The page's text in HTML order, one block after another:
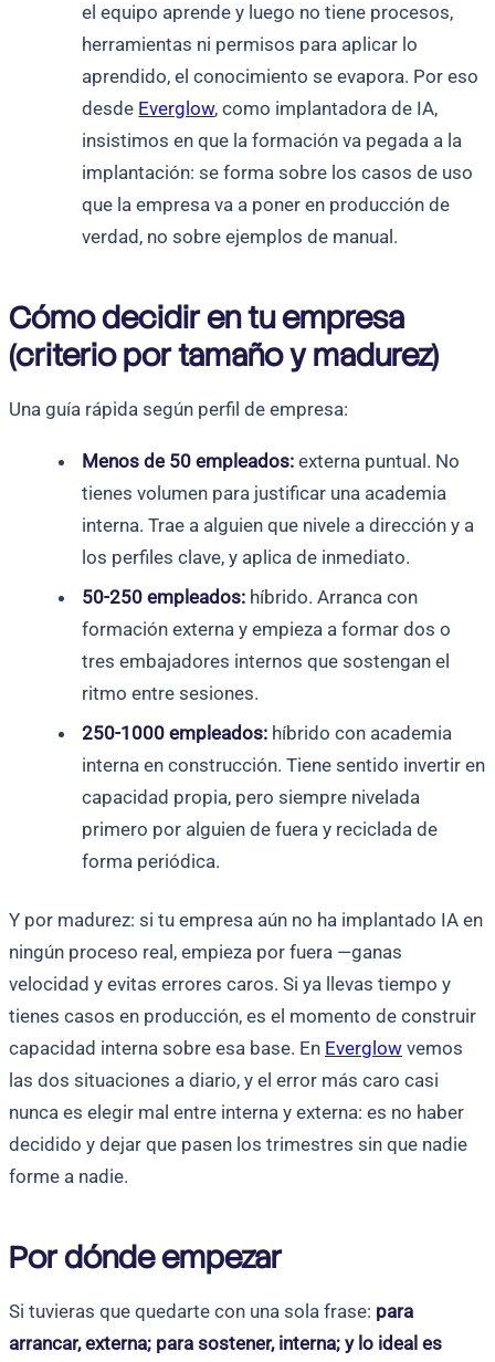
el equipo aprende y luego no tiene procesos,
herramientas ni permisos para aplicar lo
aprendido, el conocimiento se evapora. Por eso
desde Everglow, como implantadora de IA,
insistimos en que la formación va pegada a la
implantación: se forma sobre los casos de uso
que la empresa va a poner en producción de
verdad, no sobre ejemplos de manual.
Cómo decidir en tu empresa
(criterio por tamaño y madurez)
Una guía rápida según perfil de empresa:
Menos de 50 empleados: externa puntual. No
tienes volumen para justificar una academia
interna. Trae a alguien que nivele a dirección y a
los perfiles clave, y aplica de inmediato.
50-250 empleados: híbrido. Arranca con
formación externa y empieza a formar dos o
tres embajadores internos que sostengan el
ritmo entre sesiones.
250-1000 empleados: híbrido con academia
interna en construcción. Tiene sentido invertir en
capacidad propia, pero siempre nivelada
primero por alguien de fuera y reciclada de
forma periódica.
Y por madurez: si tu empresa aún no ha implantado IA en
ningún proceso real, empieza por fuera —ganas
velocidad y evitas errores caros. Si ya llevas tiempo y
tienes casos en producción, es el momento de construir
capacidad interna sobre esa base. En Everglow vemos
las dos situaciones a diario, y el error más caro casi
nunca es elegir mal entre interna y externa: es no haber
decidido y dejar que pasen los trimestres sin que nadie
forme a nadie.
Por dónde empezar
Si tuvieras que quedarte con una sola frase: para
arrancar, externa; para sostener, interna; y lo ideal es